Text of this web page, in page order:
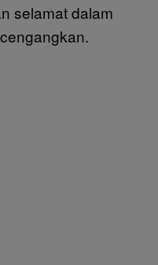
selamat dalam